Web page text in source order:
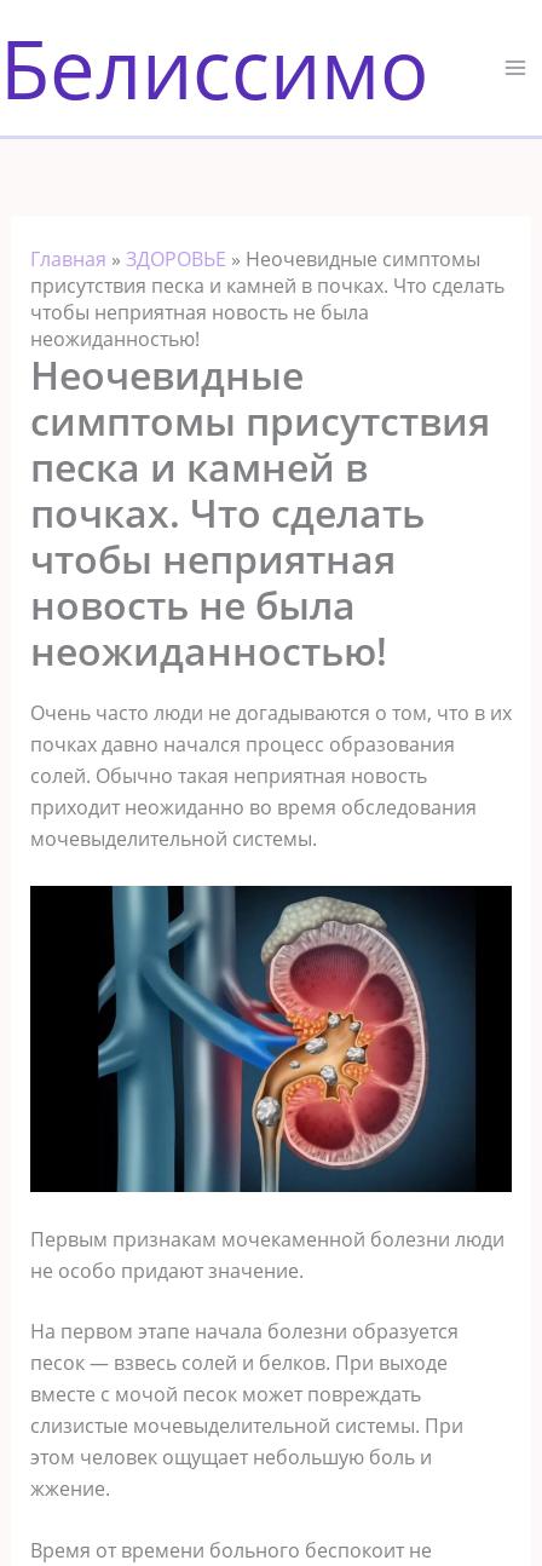
к
содержимому
Белиссимо
Главная » ЗДОРОВЬЕ » Неочевидные симптомы
присутствия песка и камней в почках. Что сделать
чтобы неприятная новость не была
неожиданностью!
Неочевидные
симптомы присутствия
песка и камней в
почках. Что сделать
чтобы неприятная
новость не была
неожиданностью!
Очень часто люди не догадываются о том, что в их
почках давно начался процесс образования
солей. Обычно такая неприятная новость
приходит неожиданно во время обследования
мочевыделительной системы.
Первым признакам мочекаменной болезни люди
не особо придают значение.
На первом этапе начала болезни образуется
песок — взвесь солей и белков. При выходе
вместе с мочой песок может повреждать
слизистые мочевыделительной системы. При
этом человек ощущает небольшую боль и
жжение.
Время от времени больного беспокоит не